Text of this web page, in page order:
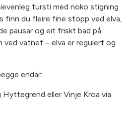
tursti med noko stigning
finn du fleire fine stopp ved elva,
pausar og eit friskt bad på
ved vatnet – elva er regulert og
endar:
eller Vinje Kroa via